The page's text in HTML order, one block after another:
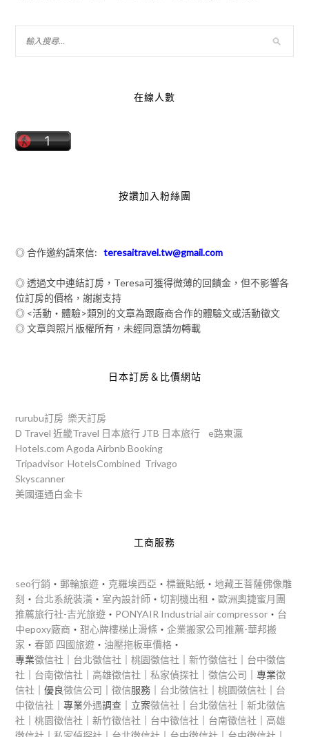
在線人數
按讚加入粉絲團
◎ 合作邀約請來信:teresaitravel.tw@gmail.com
◎ 透過文中連結訂房，Teresa可獲得微薄的回饋金，但不影響各
位訂房的價格，謝謝支持
◎ <活動‧體驗>類別的文章為跟廠商合作的體驗文或活動徵文
◎ 文章與照片版權所有，未經同意請勿轉載
日本訂房＆比價網站
rurubu訂房 樂天訂房
D Travel 近畿Travel 日本旅行 JTB 日本旅行
e路東瀛
Hotels.com Agoda Airbnb Booking
Tripadvisor HotelsCombined Trivago
Skyscanner
美國運通白金卡
工商服務
seo行銷 ‧郵輪旅遊 ‧ 克羅埃西亞 ‧標籤貼紙 ‧地藏王菩薩佛像雕
刻 ‧ 台北系統裝潢 ‧ 室內設計師 ‧切割機出租 ‧歐洲奧捷蜜月團
推薦旅行社-吉光旅遊 ‧ PONYAIR Industrial air compressor ‧ 台
中epoxy廠商 ‧甜心牌樓梯止滑條 ‧企業搬家公司推薦-華邦搬
家 ‧春節 四國旅遊 ‧ 油壓拖板車價格 ‧
專業徵信社 台北徵信社 ｜桃園徵信社 ｜新竹徵信社
台中徵信
社
台南徵信社 高雄徵信社 ｜私家偵探社 ｜徵信公司 ｜專業徵
信社 ｜優良徵信公司 ｜徵信服務｜ 台北徵信社 ｜桃園徵信社
台
中徵信社 ｜專業外遇調查｜立案徵信社 台北徵信社 ｜新北徵信
社 ｜桃園徵信社 ｜新竹徵信社 台中徵信社 台南徵信社
高雄